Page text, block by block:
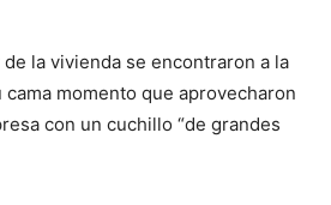
la vivienda se encontraron a la
momento que aprovecharon
con un cuchillo “de grandes